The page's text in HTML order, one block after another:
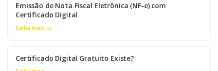
Emissão de Nota Fiscal Eletrônica (NF-e) com
Certificado Digital
Saiba mais →
Certificado Digital Gratuito Existe?